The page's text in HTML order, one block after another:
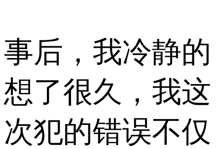
事后，我冷静的
想了很久，我这
次犯的错误不仅